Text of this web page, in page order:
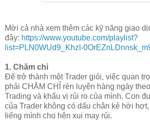
Mời cả nhà xem thêm các kỹ năng giao
đây: https://www.youtube.com/playlist?
list=PLN0WUd9_KhzI-
1. Chăm chỉ
Để trở thành một Trader giỏi, việc quan
phải CHĂM CHỈ rèn luyện hàng ngày
Trading và khẩu vị rủi ro của mình. Con
của Trader không có dấu chân kẻ hời
liếng mình cho hên xui may rủi.